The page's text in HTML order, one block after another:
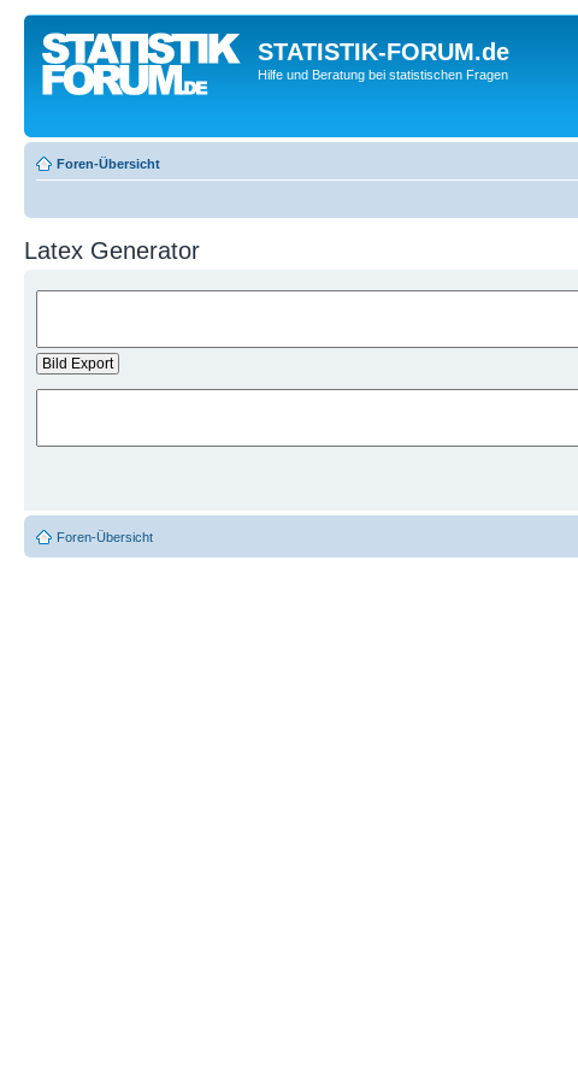
STATISTIK-FORUM.de
Hilfe und Beratung bei statistischen Fragen
Foren-Übersicht
Latex Generator
Foren-Übersicht